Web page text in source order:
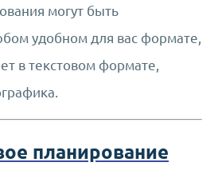
могут быть
удобном для вас формате,
в текстовом формате,
планирование